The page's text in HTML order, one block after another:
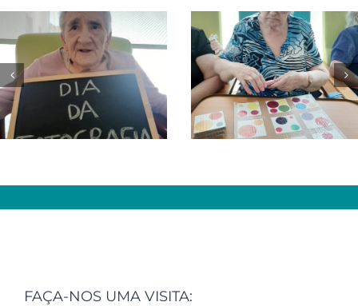
FAÇA-NOS UMA VISITA: